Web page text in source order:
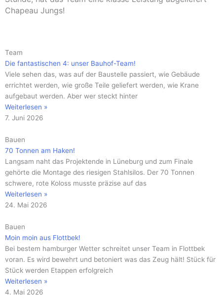
Chapeau Jungs!
Team
Die fantastischen 4: unser Bauhof-Team!
Viele sehen das, was auf der Baustelle passiert, wie Gebäude
errichtet werden, wie große Teile geliefert werden, wie Krane
aufgebaut werden. Aber wer steckt hinter
Weiterlesen »
7. Juni 2026
Bauen
70 Tonnen am Haken!
Langsam naht das Projektende in Lüneburg und zum Finale
gehörte die Montage des riesigen Stahlsilos. Der 70 Tonnen
schwere, rote Koloss musste präzise auf das
Weiterlesen »
24. Mai 2026
Bauen
Moin moin aus Flottbek!
Bei bestem hamburger Wetter schreitet unser Team in Flottbek
voran. Es wird bewehrt und betoniert was das Zeug hält! Stück für
Stück werden Etappen erfolgreich
Weiterlesen »
4. Mai 2026